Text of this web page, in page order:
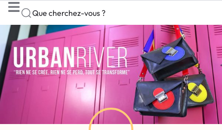
Que cherchez-vous ?